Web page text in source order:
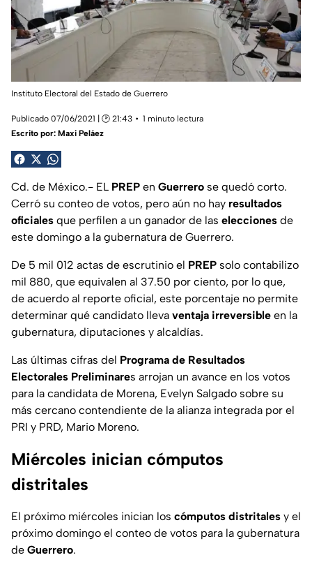
Instituto Electoral del Estado de Guerrero
Publicado 07/06/2021 | 🕑 21:43
1 minuto lectura
Escrito por: Maxi Peláez
Cd. de México.- EL PREP en Guerrero se quedó corto.
Cerró su conteo de votos, pero aún no hay resultados
oficiales que perfilen a un ganador de las elecciones de
este domingo a la gubernatura de Guerrero.
De 5 mil 012 actas de escrutinio el PREP solo contabilizo
mil 880, que equivalen al 37.50 por ciento, por lo que,
de acuerdo al reporte oficial, este porcentaje no permite
determinar qué candidato lleva ventaja irreversible en la
gubernatura, diputaciones y alcaldías.
Las últimas cifras del Programa de Resultados
Electorales Preliminares arrojan un avance en los votos
para la candidata de Morena, Evelyn Salgado sobre su
más cercano contendiente de la alianza integrada por el
PRI y PRD, Mario Moreno.
Miércoles inician cómputos
distritales
El próximo miércoles inician los cómputos distritales y el
próximo domingo el conteo de votos para la gubernatura
de Guerrero.